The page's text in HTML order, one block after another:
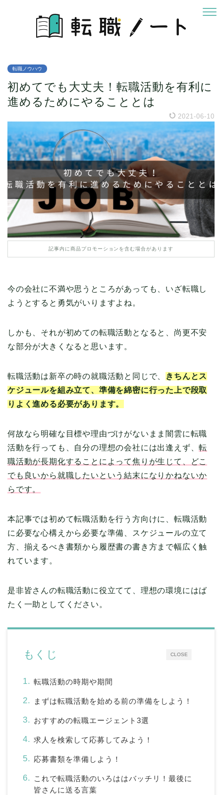
転職ノウハウ
初めてでも大丈夫！転職活動を有利に
進めるためにやることとは
2021-06-10
記事内に商品プロモーションを含む場合があります
今の会社に不満や思うところがあっても、いざ転職し
ようとすると勇気がいりますよね。
しかも、それが初めての転職活動となると、尚更不安
な部分が大きくなると思います。
転職活動は新卒の時の就職活動と同じで、
きちんとス
ケジュールを組み立て、準備を綿密に行った上で段取
りよく進める必要があります。
何故なら明確な目標や理由づけがないまま闇雲に転職
活動を行っても、自分の理想の会社には出逢えず、転
職活動が長期化することによって焦りが生じて、どこ
でも良いから就職したいという結末になりかねないか
らです。
本記事では初めて転職活動を行う方向けに、転職活動
に必要な心構えから必要な準備、スケジュールの立て
方、揃えるべき書類から履歴書の書き方まで幅広く触
れています。
是非皆さんの転職活動に役立てて、理想の環境にはば
たく一助としてください。
CLOSE
もくじ
転職活動の時期や期間
まずは転職活動を始める前の準備をしよう！
おすすめの転職エージェント3選
求人を検索して応募してみよう！
応募書類を準備しよう！
これで転職活動のいろははバッチリ！最後に
皆さんに送る言葉